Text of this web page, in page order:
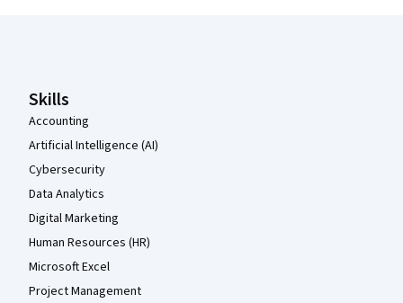
Skills
Accounting
Artificial Intelligence (AI)
Cybersecurity
Data Analytics
Digital Marketing
Human Resources (HR)
Microsoft Excel
Project Management